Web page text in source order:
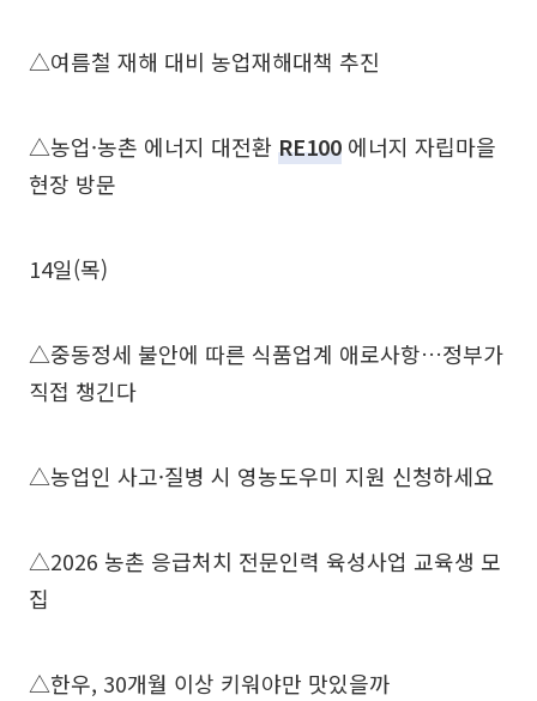
△여름철 재해 대비 농업재해대책 추진
△농업·농촌 에너지 대전환 RE100 에너지 자립마을
현장 방문
14일(목)
△중동정세 불안에 따른 식품업계 애로사항…정부가
직접 챙긴다
△농업인 사고·질병 시 영농도우미 지원 신청하세요
△2026 농촌 응급처치 전문인력 육성사업 교육생 모
집
△한우, 30개월 이상 키워야만 맛있을까